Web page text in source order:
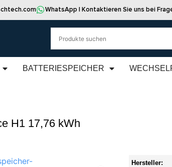
WhatsApp | Kontaktieren Sie uns bei
BATTERIESPEICHER
H1 17,76 kWh
Hersteller: